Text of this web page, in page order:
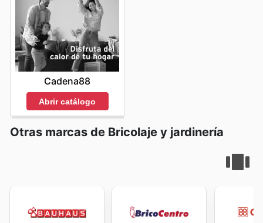
Cadena88
Abrir catálogo
Otras marcas de Bricolaje y jardinería